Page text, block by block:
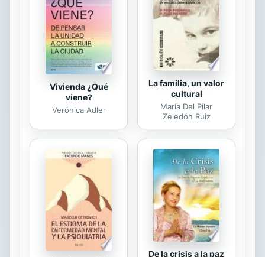
centrandose en el llamado cine de
terror moderno; aquel en el que los
directores rompieron con los códigos
del cine clásico y buscaron nuevas
fórmulas para...
Vivienda ¿Qué
viene?
Verónica Adler
La familia, un valor
cultural
María Del Pilar
Zeledón Ruiz
De la crisis a la paz